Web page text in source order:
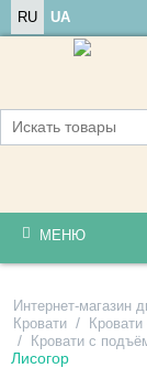
RU UA
МЕНЮ
Интернет-магазин
Кровати /
/ Кровати с
Лисогор